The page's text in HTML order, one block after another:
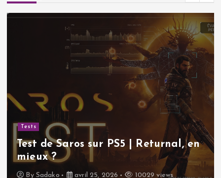
Tests
Test de Saros sur PS5 | Returnal, en
mieux ?
By Sadako avril 25, 2026 10029 views